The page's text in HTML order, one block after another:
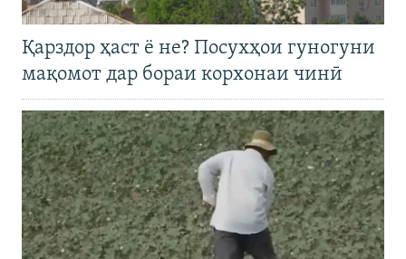
Қарздор ҳаст ё не? Посухҳои гуногуни
мақомот дар бораи корхонаи чинӣ